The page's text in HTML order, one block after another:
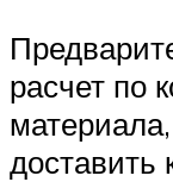
расчет по
доставить